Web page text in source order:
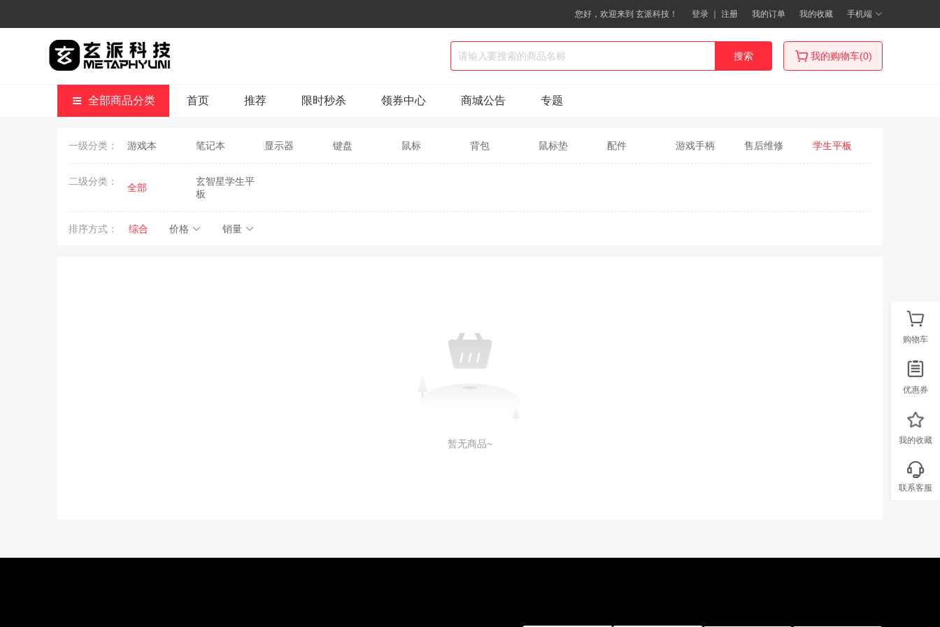
您好，欢迎来到 玄派科技！ 登录 ｜ 注册 我的订单 我的收藏 手机端
搜索 我的购物车(0)
全部商品分类 首页 推荐 限时秒杀 领券中心 商城公告 专题
一级分类： 游戏本 笔记本 显示器 键盘 鼠标 背包 鼠标垫 配件 游戏手柄 售后维修 学生平板
二级分类：
全部
玄智星学生平
板
排序方式： 综合 价格 销量
暂无商品~
购物车
优惠券
我的收藏
联系客服